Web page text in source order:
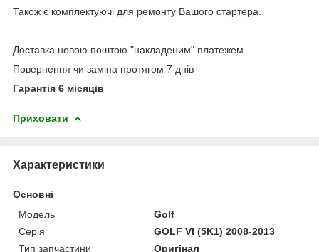
Також є комплектуючі для ремонту Вашого стартера.
Доставка новою поштою "накладеним" платежем.
Повернення чи заміна протягом 7 днів
Гарантія 6 місяців
Приховати
Характеристики
Основні
Модель
Golf
Серія
GOLF VI (5K1) 2008-2013
Тип запчастини
Оригінал